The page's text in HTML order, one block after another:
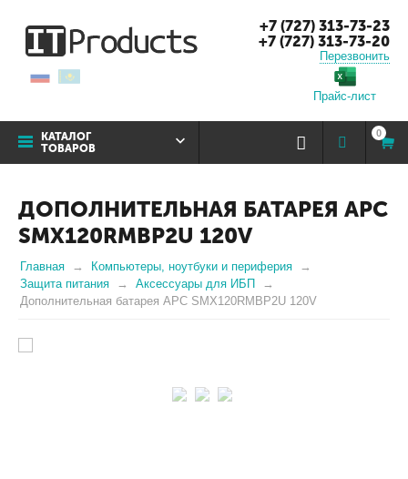
+7 (727) 313-73-23
+7 (727) 313-73-20
Перезвонить
Прайс-лист
КАТАЛОГ
ТОВАРОВ
0
ДОПОЛНИТЕЛЬНАЯ БАТАРЕЯ APC
SMX120RMBP2U 120V
Главная
Компьютеры, ноутбуки и периферия
Защита питания
Аксессуары для ИБП
Дополнительная батарея APC SMX120RMBP2U 120V